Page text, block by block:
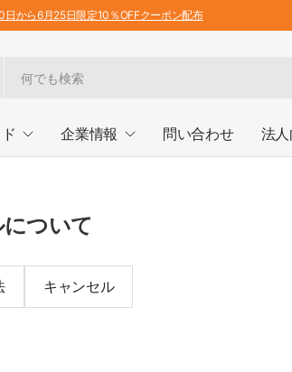
日から6月25日限定10％OFFクーポン配布
企業情報 問い合わせ 法
ついて
キャンセル